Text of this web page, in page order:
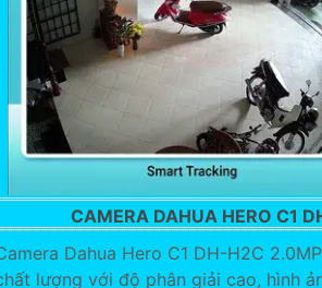
CAMERA DAHUA HERO C1
Dahua Hero C1 DH-H2C
lượng với độ phân giải cao, hình